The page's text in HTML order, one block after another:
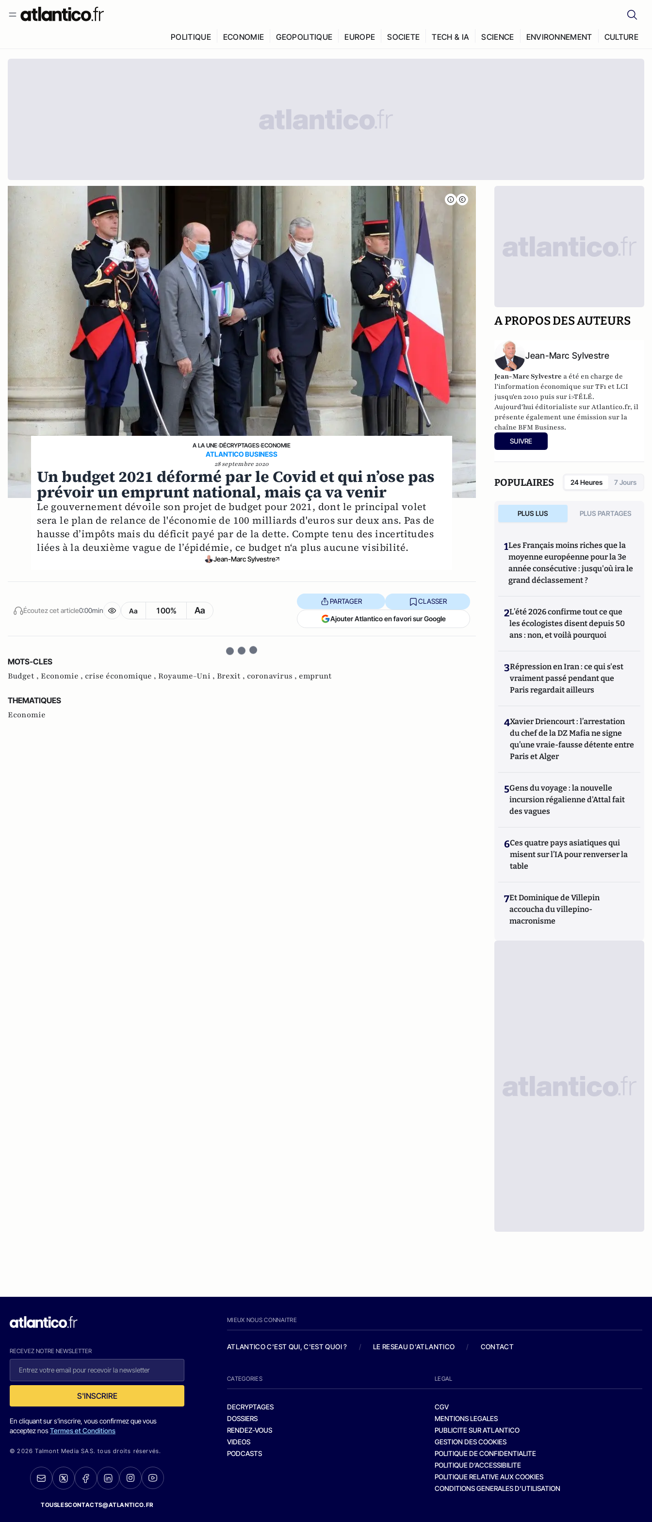
POLITIQUE ECONOMIE GEOPOLITIQUE EUROPE SOCIETE TECH & IA SCIENCE ENVIRONNEMENT CULTURE
A LA UNE›DÉCRYPTAGES›ECONOMIE
ATLANTICO BUSINESS
28 septembre 2020
Un budget 2021 déformé par le Covid et qui n’ose pas
prévoir un emprunt national, mais ça va venir
Le gouvernement dévoile son projet de budget pour 2021, dont le principal volet
sera le plan de relance de l'économie de 100 milliards d'euros sur deux ans. Pas de
hausse d’impôts mais du déficit payé par de la dette. Compte tenu des incertitudes
liées à la deuxième vague de l’épidémie, ce budget n‘a plus aucune visibilité.
Jean-Marc Sylvestre
Écoutez cet article0:00min Aa 100% Aa
PARTAGER CLASSER
Ajouter Atlantico en favori sur Google
MOTS-CLES
Budget , Economie , crise économique , Royaume-Uni , Brexit , coronavirus , emprunt
THEMATIQUES
Economie
A PROPOS DES AUTEURS
Jean-Marc Sylvestre
Jean-Marc Sylvestre a été en charge de
l'information économique sur TF1 et LCI
jusqu'en 2010 puis sur i>TÉLÉ.
Aujourd'hui éditorialiste sur Atlantico.fr, il
présente également une émission sur la
chaîne BFM Business.
SUIVRE
POPULAIRES 24 Heures 7 Jours
PLUS LUS PLUS PARTAGES
1Les Français moins riches que la
moyenne européenne pour la 3e
année consécutive : jusqu'où ira le
grand déclassement ?
2L’été 2026 confirme tout ce que
les écologistes disent depuis 50
ans : non, et voilà pourquoi
3Répression en Iran : ce qui s'est
vraiment passé pendant que
Paris regardait ailleurs
4Xavier Driencourt : l’arrestation
du chef de la DZ Mafia ne signe
qu’une vraie-fausse détente entre
Paris et Alger
5Gens du voyage : la nouvelle
incursion régalienne d'Attal fait
des vagues
6Ces quatre pays asiatiques qui
misent sur l’IA pour renverser la
table
7Et Dominique de Villepin
accoucha du villepino-
macronisme
RECEVEZ NOTRE NEWSLETTER
S'INSCRIRE
En cliquant sur s'inscrire, vous confirmez que vous
acceptez nosTermes et Conditions
© 2026 Talmont Media SAS. tous droits réservés.
TOUSLESCONTACTS@ATLANTICO.FR
MIEUX NOUS CONNAITRE
ATLANTICO C'EST QUI, C'EST QUOI ? / LE RESEAU D'ATLANTICO / CONTACT
CATEGORIES
DECRYPTAGES
DOSSIERS
RENDEZ-VOUS
VIDEOS
PODCASTS
LEGAL
CGV
MENTIONS LEGALES
PUBLICITE SUR ATLANTICO
GESTION DES COOKIES
POLITIQUE DE CONFIDENTIALITE
POLITIQUE D’ACCESSIBILITE
POLITIQUE RELATIVE AUX COOKIES
CONDITIONS GENERALES D’UTILISATION